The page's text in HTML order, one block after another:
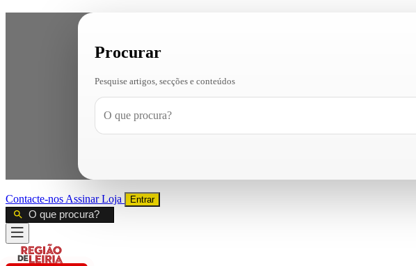
Procurar
Pesquise artigos, secções e conteúdos
Contacte-nos AssinarLoja Entrar